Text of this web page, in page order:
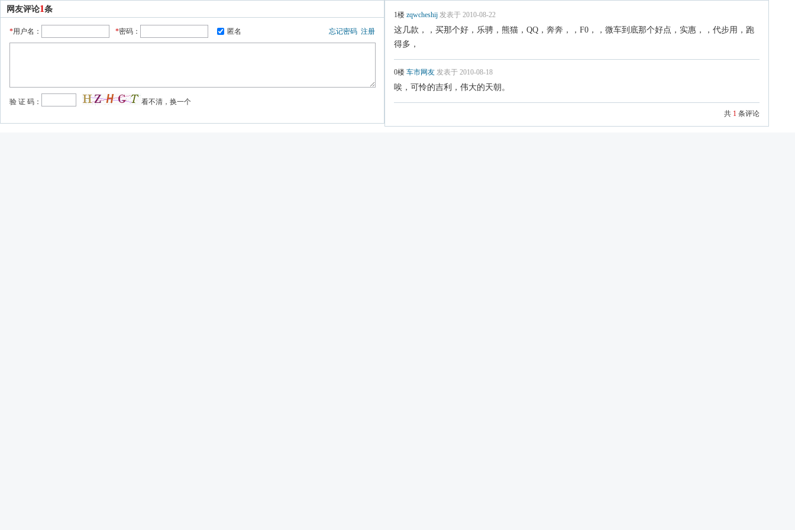
网友评论1条
*用户名： *密码： 匿名 忘记密码 注册
验 证 码： 看不清，换一个
1楼 zqwcheshij 发表于 2010-08-22
这几款，，买那个好，乐骋，熊猫，QQ，奔奔，，F0，，微车到底那个好点，实惠，，代步用，跑
得多，
0楼 车市网友 发表于 2010-08-18
唉，可怜的吉利，伟大的天朝。
共 1 条评论